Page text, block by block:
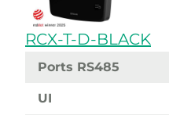
RCX-T-D-BLACK
Ports RS485
UI